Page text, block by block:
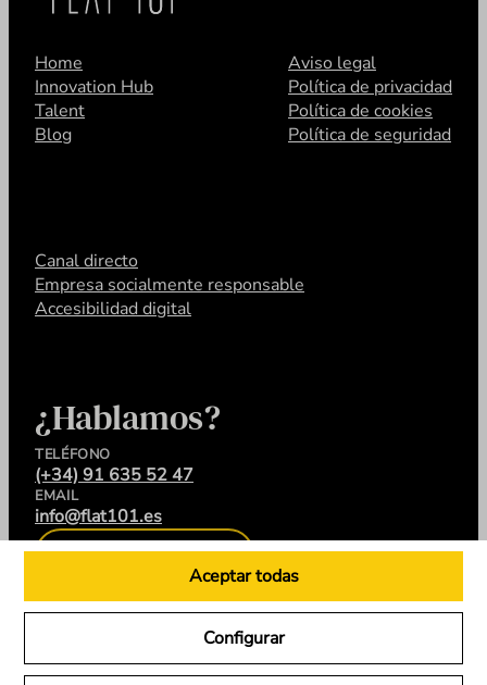
Configurar
Aceptar todas
Home
Innovation Hub
Talent
Blog
Aviso legal
Política de privacidad
Política de cookies
Política de seguridad
Canal directo
Empresa socialmente responsable
Accesibilidad digital
¿Hablamos?
TELÉFONO
(+34) 91 635 52 47
EMAIL
info@flat101.es
CONTACTA
LinkedInInstagramYouTube
X